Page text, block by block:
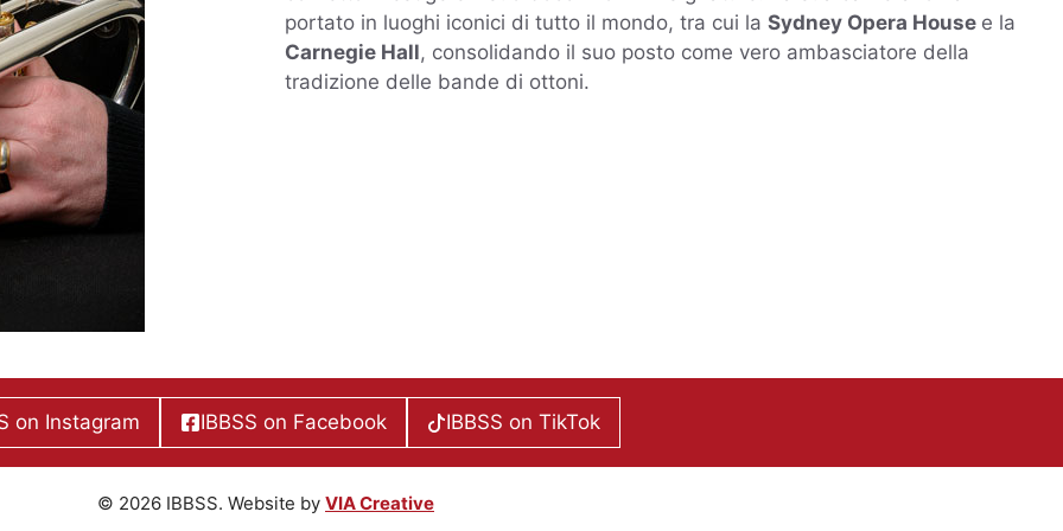
portato in luoghi iconici di tutto il mondo, tra cui la Sydney Opera House e la
Carnegie Hall, consolidando il suo posto come vero ambasciatore della
tradizione delle bande di ottoni.
on Instagram IBBSS on Facebook IBBSS on TikTok
© 2026 IBBSS. Website by VIA Creative